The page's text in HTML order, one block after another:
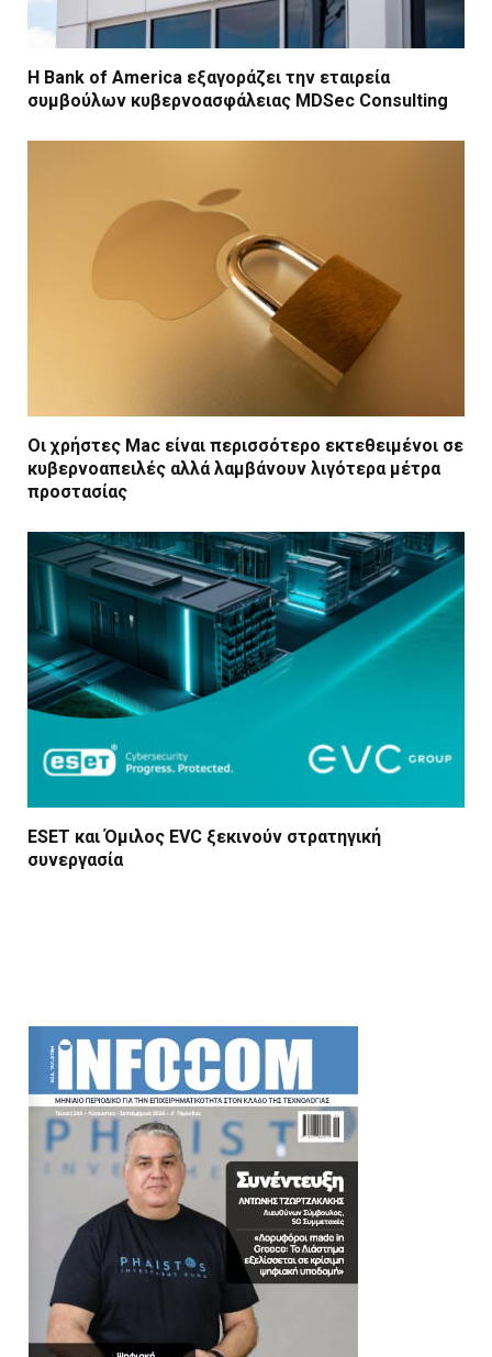
Η Bank of America εξαγοράζει την εταιρεία
συμβούλων κυβερνοασφάλειας MDSec Consulting
Οι χρήστες Mac είναι περισσότερο εκτεθειμένοι σε
κυβερνοαπειλές αλλά λαμβάνουν λιγότερα μέτρα
προστασίας
ESET και Όμιλος EVC ξεκινούν στρατηγική
συνεργασία